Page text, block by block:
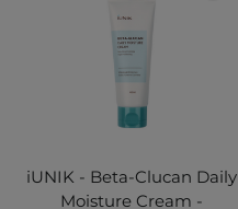
iUNIK - Beta-Clucan Daily
Moisture Cream -